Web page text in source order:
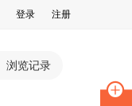
登录 注册
浏览记录